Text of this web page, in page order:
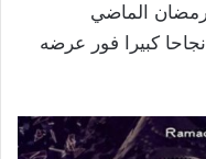
الماضي
كبيرا فور عرضه